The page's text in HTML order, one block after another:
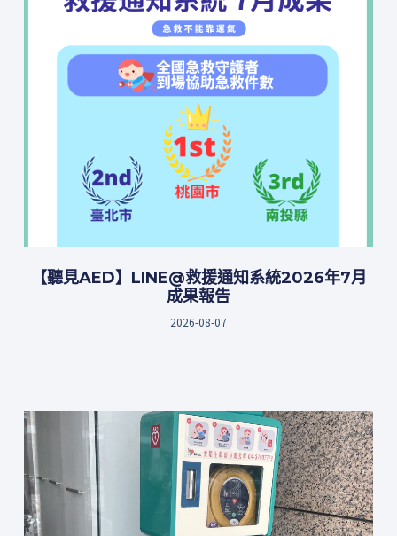
【聽見AED】LINE@救援通知系統2026年7月
成果報告
2026-08-07